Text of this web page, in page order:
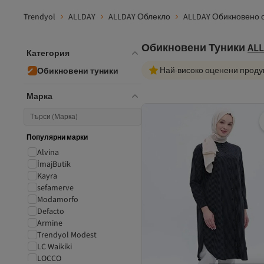
Trendyol ALLDAY ALLDAY Облекло ALLDAY Обикновено
Обикновени Туники
Най-високо оценени
Категория
Обикновени туники
Марка
Популярни марки
Alvina
İmajButik
Kayra
sefamerve
Modamorfo
Defacto
Armine
Trendyol Modest
LC Waikiki
LOCCO